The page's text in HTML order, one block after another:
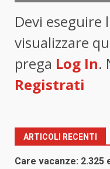
Devi eseguire
visualizzare
prega Log In.
Registrati
ARTICOLI RECENTI
Care vacanze: 2.325